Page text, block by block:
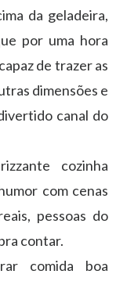
da geladeira,
por uma hora
de trazer as
dimensões e
canal do
cozinha
com cenas
pessoas do
contar.
comida boa